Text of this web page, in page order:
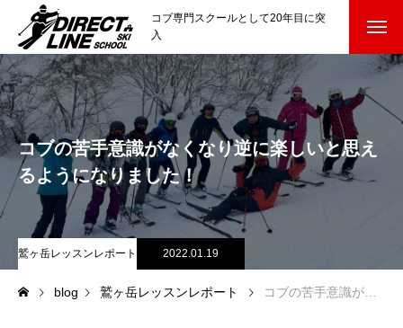
コブ専門スクールとして20年目に突
入
スクールについて知る Directline Ski School
コンセプトと開催スキー場
参加までの流れ
レッスン料金
参加費のお支払い
各会場の集合場所
コブの苦手意識がなくなり逆に楽しいと思え
るようになりました！
鷲ヶ岳レッスンレポート 2022.01.19
blog 鷲ヶ岳レッスンレポート コブの苦手意識がなくなり逆に楽しいと思えるようになりました！